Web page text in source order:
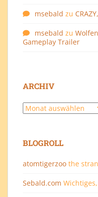
msebald zu
msebald zu
Gameplay Trailer
ARCHIV
Archiv
BLOGROLL
atomtigerzoo the
Sebald.com